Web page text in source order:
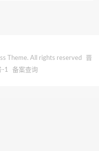
Theme. All rights reserved
晋
-1
备案查询